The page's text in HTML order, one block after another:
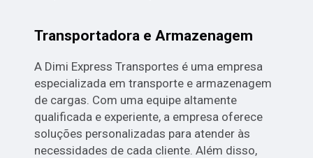
Transportadora e Armazenagem
A Dimi Express Transportes é uma empresa
especializada em transporte e armazenagem
de cargas. Com uma equipe altamente
qualificada e experiente, a empresa oferece
soluções personalizadas para atender às
necessidades de cada cliente. Além disso,